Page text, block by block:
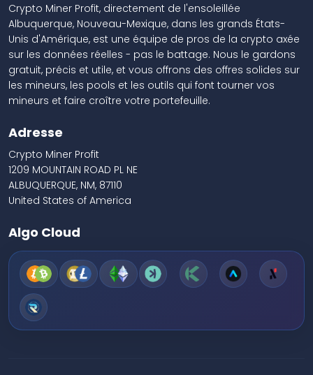
Crypto Miner Profit, directement de l'ensoleillée
Albuquerque, Nouveau-Mexique, dans les grands États-
Unis d'Amérique, est une équipe de pros de la crypto axée
sur les données réelles - pas le battage. Nous le gardons
gratuit, précis et utile, et vous offrons des offres solides sur
les mineurs, les pools et les outils qui font tourner vos
mineurs et faire croître votre portefeuille.
Adresse
Crypto Miner Profit
1209 MOUNTAIN ROAD PL NE
ALBUQUERQUE, NM, 87110
United States of America
Algo Cloud